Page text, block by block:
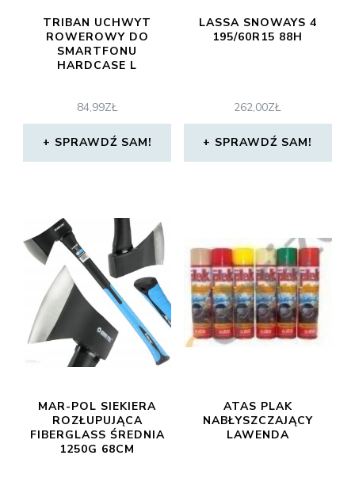
TRIBAN UCHWYT
ROWEROWY DO
SMARTFONU
HARDCASE L
84,99ZŁ
SPRAWDŹ SAM!
LASSA SNOWAYS 4
195/60R15 88H
262,00ZŁ
SPRAWDŹ SAM!
MAR-POL SIEKIERA
ROZŁUPUJĄCA
FIBERGLASS ŚREDNIA
1250G 68CM
ATAS PLAK
NABŁYSZCZAJĄCY
LAWENDA